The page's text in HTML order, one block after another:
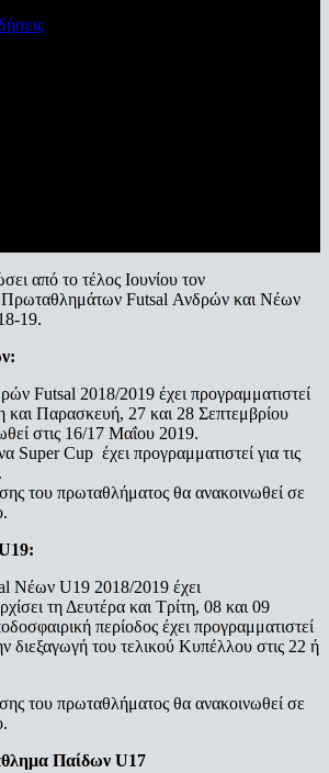
από το τέλος Ιουνίου τον
Πρωταθλημάτων Futsal Ανδρών και Νέων
19.
Futsal 2018/2019 έχει προγραμματιστεί
και Παρασκευή, 27 και 28 Σεπτεμβρίου
στις 16/17 Μαΐου 2019.
Super Cup έχει προγραμματιστεί για τις
του πρωταθλήματος θα ανακοινωθεί σε
Νέων U19 2018/2019 έχει
τη Δευτέρα και Τρίτη, 08 και 09
περίοδος έχει προγραμματιστεί
διεξαγωγή του τελικού Κυπέλλου στις 22 ή
του πρωταθλήματος θα ανακοινωθεί σε
Παίδων U17